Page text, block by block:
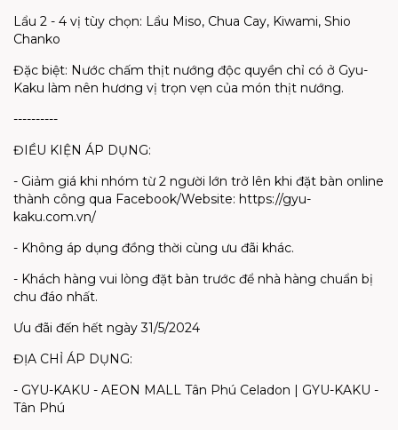
Lẩu 2 - 4 vị tùy chọn: Lẩu Miso, Chua Cay, Kiwami, Shio
Chanko
Đặc biệt: Nước chấm thịt nướng độc quyền chỉ có ở Gyu-
Kaku làm nên hương vị trọn vẹn của món thịt nướng.
----------
ĐIỀU KIỆN ÁP DỤNG:
- Giảm giá khi nhóm từ 2 người lớn trở lên khi đặt bàn online
thành công qua Facebook/Website: https://gyu-
kaku.com.vn/
- Không áp dụng đồng thời cùng ưu đãi khác.
- Khách hàng vui lòng đặt bàn trước để nhà hàng chuẩn bị
chu đáo nhất.
Ưu đãi đến hết ngày 31/5/2024
ĐỊA CHỈ ÁP DỤNG:
- GYU-KAKU - AEON MALL Tân Phú Celadon | GYU-KAKU -
Tân Phú